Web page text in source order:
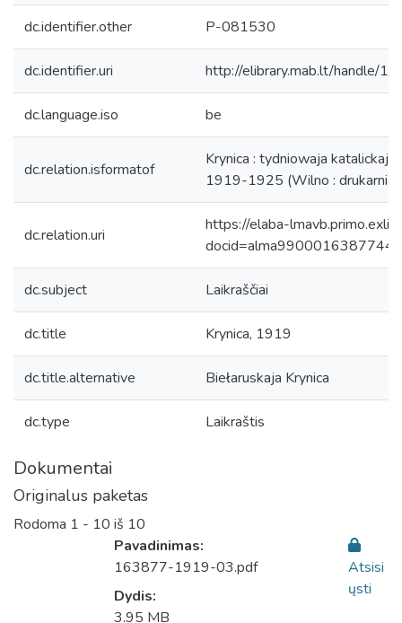
dc.identifier.other P-081530
dc.identifier.uri http://elibrary.mab.lt/handle/1/
dc.language.iso be
dc.relation.isformatof
Krynica : tydniowaja
1919-1925 (Wilno :
dc.relation.uri
https://elaba-
dc.subject Laikraščiai
dc.title Krynica, 1919
dc.title.alternative Biełaruskaja Krynica
dc.type Laikraštis
Dokumentai
Originalus paketas
Rodoma 1 - 10 iš 10
Pavadinimas:
163877-1919-03.pdf
Dydis:
3.95 MB
Atsisi
ųsti